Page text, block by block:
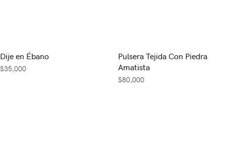
Dije en Ébano
$35,000
Pulsera Tejida Con Piedra
Amatista
$80,000